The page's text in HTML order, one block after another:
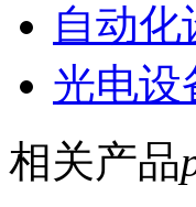
自动化
光电设
相关产品